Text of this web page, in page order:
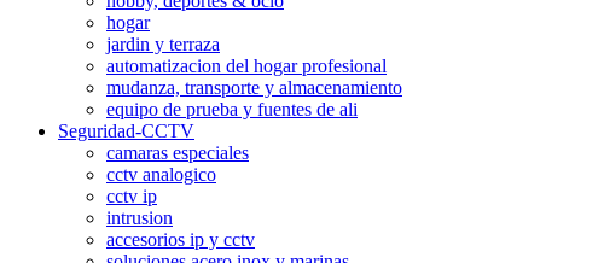
hogar
jardin y terraza
automatizacion del hogar profesional
mudanza, transporte y almacenamiento
equipo de prueba y fuentes de ali
Seguridad-CCTV
camaras especiales
cctv analogico
cctv ip
intrusion
accesorios ip y cctv